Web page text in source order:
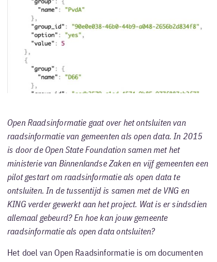
Open Raadsinformatie gaat over het ontsluiten van
raadsinformatie van gemeenten als open data. In 2015
is door de Open State Foundation samen met het
ministerie van Binnenlandse Zaken en vijf gemeenten een
pilot gestart om raadsinformatie als open data te
ontsluiten. In de tussentijd is samen met de VNG en
KING verder gewerkt aan het project. Wat is er sindsdien
allemaal gebeurd? En hoe kan jouw gemeente
raadsinformatie als open data ontsluiten?
Het doel van Open Raadsinformatie is om documenten